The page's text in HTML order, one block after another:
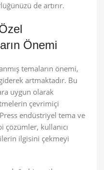
de artırır.
Önemi
temaların önemi,
artmaktadır. Bu
uygun olarak
çevrimiçi
endüstriyel tema ve
çözümler, kullanıcı
ilgisini çekmeyi